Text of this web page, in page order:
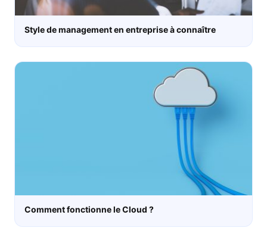
Style de management en entreprise à connaître
Comment fonctionne le Cloud ?